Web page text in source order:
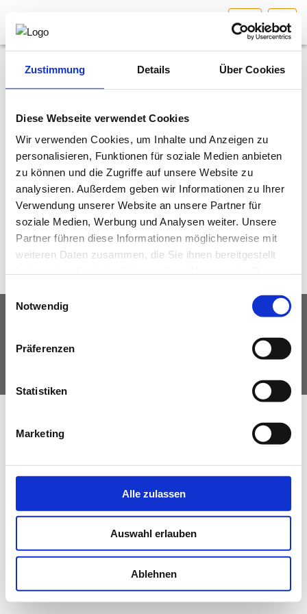
Zustimmung Details Über Cookies
Diese Webseite verwendet Cookies
Wir verwenden Cookies, um Inhalte und Anzeigen zu
personalisieren, Funktionen für soziale Medien anbieten
zu können und die Zugriffe auf unsere Website zu
analysieren. Außerdem geben wir Informationen zu Ihrer
Verwendung unserer Website an unsere Partner für
soziale Medien, Werbung und Analysen weiter. Unsere
Partner führen diese Informationen möglicherweise mit
weiteren Daten zusammen, die Sie ihnen bereitgestellt
Einwilligungsauswahl
Notwendig
Präferenzen
Statistiken
Marketing
Alle zulassen
Auswahl erlauben
Ablehnen
KTN
Bundesland auswählen HOME
DAS INGENIEURBÜRO
INTERESSEN­VERTRETUNG
MITGLIEDER­VERZEICHNIS
SERVICE
Bitteakzeptieren Sie Marketing-
© Fachverband Ingenieurbüros Österreich